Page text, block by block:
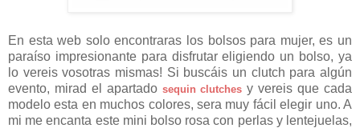
En esta web solo encontraras los bolsos para mujer, es un
paraíso impresionante para disfrutar eligiendo un bolso, ya
lo vereis vosotras mismas! Si buscáis un clutch para algún
evento, mirad el apartado sequin clutches y vereis que cada
modelo esta en muchos colores, sera muy fácil elegir uno. A
mi me encanta este mini bolso rosa con perlas y lentejuelas,